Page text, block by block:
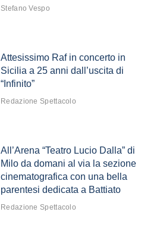
Stefano Vespo
Attesissimo Raf in concerto in
Sicilia a 25 anni dall’uscita di
“Infinito”
Redazione Spettacolo
All’Arena “Teatro Lucio Dalla” di
Milo da domani al via la sezione
cinematografica con una bella
parentesi dedicata a Battiato
Redazione Spettacolo